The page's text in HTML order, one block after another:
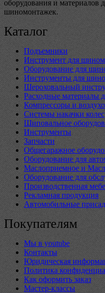
оборудования и материалов
шиномонтажек.
Каталог
Подъемники
Инструмент для
Оборудование для
Инструменты для
Шероховальный
Расходные материалы
Компрессоры и
Системы накачки колес
Шиповальное
Инструменты
Запчасти
Общегаражное
Оборудование для
Маслоприемное и
Оборудование для
Производственная
Рекламная продукция
Автомобильные
Покупателям
Мы в youtube
Контакты
Юридическая
Политика
Как оформить заказ
Мастер-классы